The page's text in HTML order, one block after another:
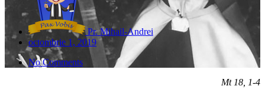
Pr. Mihail-Andrei
octombrie 1, 2019
No Comments
Mt 18, 1-4